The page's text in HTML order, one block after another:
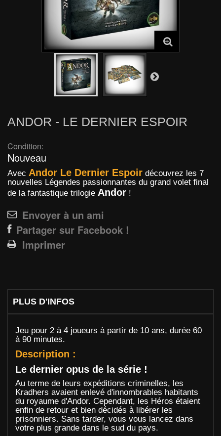
ANDOR - LE DERNIER ESPOIR
Condition:
Nouveau
Avec Andor Le Dernier Espoir découvrez les 7
nouvelles Légendes passionnantes du grand volet final
de la fantastique trilogie Andor !
Envoyer à un ami
Partager sur Facebook !
Imprimer
PLUS D'INFOS
Jeu pour 2 à 4 joueurs à partir de 10 ans, durée 60
à 90 minutes.
Description :
Le dernier opus de la série !
Au terme de leurs expéditions criminelles, les
Kradhers avaient enlevé d'innombrables habitants
du royaume d'Andor. Cependant, les Héros étaient
enfin de retour et bien décidés à libérer les
prisonniers. Sans tarder, vous vous lancez dans
votre plus grande dans le sud du pays.